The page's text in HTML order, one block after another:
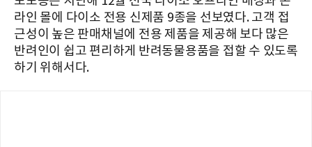
라인 몰에 다이소 전용 신제품 9종을 선보였다. 고객 접
근성이 높은 판매채널에 전용 제품을 제공해 보다 많은
반려인이 쉽고 편리하게 반려동물용품을 접할 수 있도록
하기 위해서다.